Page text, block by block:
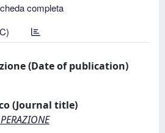
completa
(Date of publication)
(Journal title)